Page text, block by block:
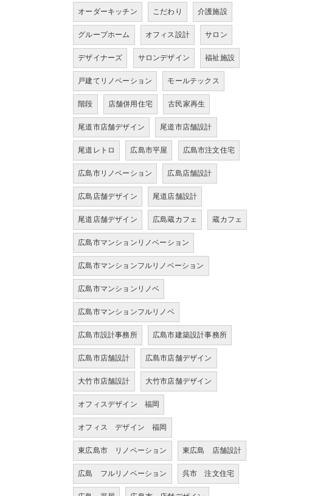
オーダーキッチン こだわり 介護施設
グループホーム オフィス設計 サロン
デザイナーズ サロンデザイン 福祉施設
戸建てリノベーション モールテックス
階段 店舗併用住宅 古民家再生
尾道市店舗デザイン 尾道市店舗設計
尾道レトロ 広島市平屋 広島市注文住宅
広島市リノベーション 広島店舗設計
広島店舗デザイン 尾道店舗設計
尾道店舗デザイン 広島蔵カフェ 蔵カフェ
広島市マンションリノベーション
広島市マンションフルリノベーション
広島市マンションリノベ
広島市マンションフルリノベ
広島市設計事務所 広島市建築設計事務所
広島市店舗設計 広島市店舗デザイン
大竹市店舗設計 大竹市店舗デザイン
オフィスデザイン 福岡
オフィス デザイン 福岡
東広島市 リノベーション 東広島 店舗設計
広島 フルリノベーション 呉市 注文住宅